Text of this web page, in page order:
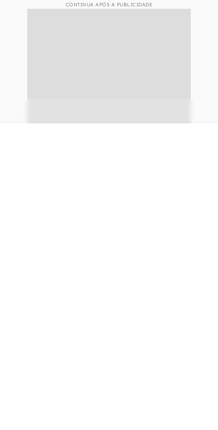
CONTINUA APÓS A PUBLICIDADE